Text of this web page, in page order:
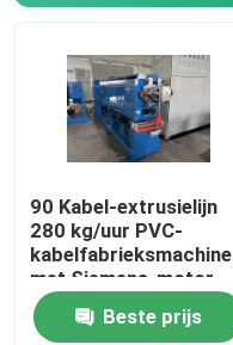
90 Kabel-extrusielijn
280 kg/uur PVC-
kabelfabrieksmachine
met Siemens-motor
Beste prijs